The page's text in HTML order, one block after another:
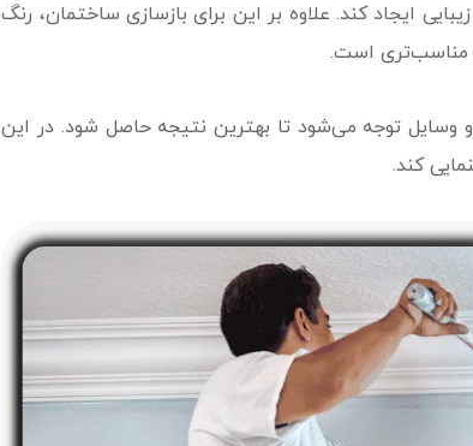
ایجاد کند. علاوه بر این برای بازسازی ساختمان، رنگ
مناسب‌تری است.
و وسایل توجه می‌شود تا بهترین نتیجه حاصل شود. در این
کند.